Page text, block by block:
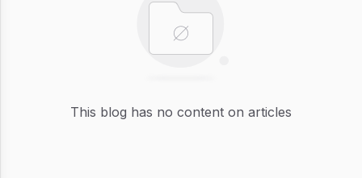
This blog has no content on articles